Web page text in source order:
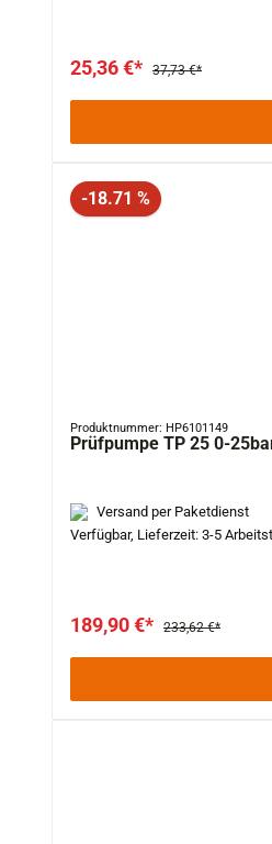
25,36 €* 37,73 €*
Rabatt
-18.71 %
Produktnummer: HP6101149
Prüfpumpe TP 25 0-
Versand per Paketdienst
Verfügbar, Lieferzeit: 3-5
189,90 €* 233,62 €*